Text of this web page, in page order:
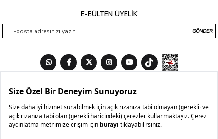
E-BÜLTEN ÜYELİK
GÖNDER